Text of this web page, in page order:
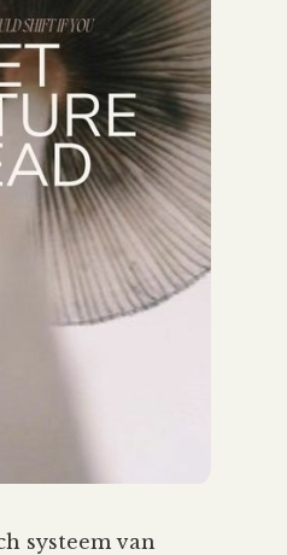
systeem van